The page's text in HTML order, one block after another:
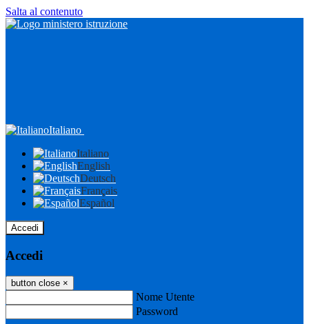
Salta al contenuto
Italiano
Italiano
English
Deutsch
Français
Español
Accedi
Accedi
button close ×
Nome Utente
Password